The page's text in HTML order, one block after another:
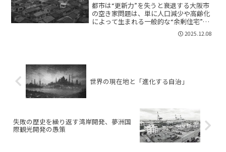
都市は“更新力”を失うと衰退する大阪市
の空き家問題は、単に人口減少や高齢化
によって生まれる一般的な“余剰住宅”の
問題ではない。これまで4回にわたって整
理してきたように、空き家の構造は都市
2025.12.08
世界の現在地と「進化する自治」
失敗の歴史を繰り返す湾岸開発、夢洲国
際観光開発の愚策